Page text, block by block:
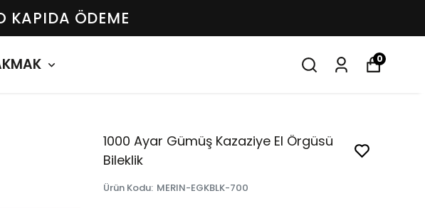
KAPIDA ÖDEME
0
1000 Ayar Gümüş Kazaziye El Örgüsü
Bileklik
Ürün Kodu: MERIN-EGKBLK-700